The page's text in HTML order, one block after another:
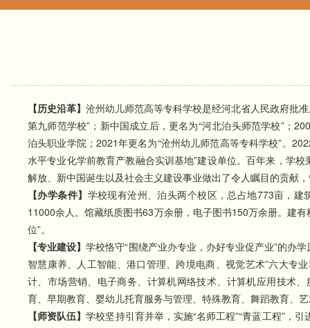
【历史沿革】沧州幼儿师范高等专科学校是经河北省人民政府批
第九师范学校”；新中国成立后，更名为“河北泊头师范学校”；
泊头职业学院；2021年更名为“沧州幼儿师范高等专科学校”。
水平专业化学前教育产教融合实训基地”建设单位。百年来，学
解放、新中国诞生以及社会主义建设事业做出了令人瞩目的贡献
【办学条件】 学校现有沧州、泊头两个校区，总占地773亩，
11000余人。馆藏纸质图书63万余册，电子图书150万余册。建
位”。
【专业建设】学校恪守“围绕产业办专业，办好专业促产业”的办
智慧康养、人工智能、港口管理、跨境电商、视觉艺术”六大专
计、市场营销、电子商务、计算机网络技术、计算机应用技术
育、早期教育、婴幼儿托育服务与管理、特殊教育、舞蹈教育、
【师资队伍】学校坚持引育并举，实施“名师工程”“青蓝工程”，